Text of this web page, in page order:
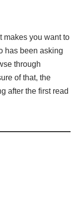
makes you want to
has been asking
through
of that, the
after the first read